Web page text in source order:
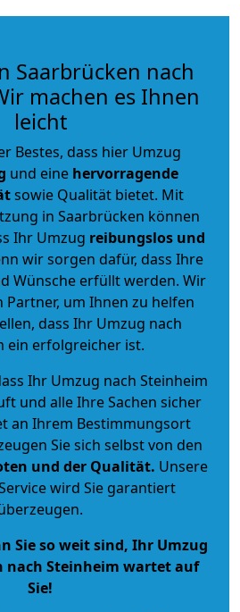
Saarbrücken nach
machen es Ihnen
leicht
Bestes, dass hier Umzug
und eine hervorragende
sowie Qualität bietet. Mit
in Saarbrücken können
Ihr Umzug reibungslos und
wir sorgen dafür, dass Ihre
Wünsche erfüllt werden. Wir
Partner, um Ihnen zu helfen
dass Ihr Umzug nach
ein erfolgreicher ist.
Ihr Umzug nach Steinheim
und alle Ihre Sachen sicher
an Ihrem Bestimmungsort
Sie sich selbst von den
und der Qualität. Unsere
wird Sie garantiert
Sie so weit sind, Ihr Umzug
nach Steinheim wartet auf
Sie!